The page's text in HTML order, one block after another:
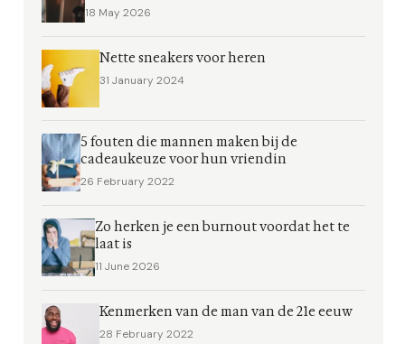
18 May 2026
Nette sneakers voor heren
31 January 2024
5 fouten die mannen maken bij de
cadeaukeuze voor hun vriendin
26 February 2022
Zo herken je een burnout voordat het te
laat is
11 June 2026
Kenmerken van de man van de 21e eeuw
28 February 2022